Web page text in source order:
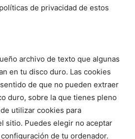
de privacidad de estos
archivo de texto que algunas
en tu disco duro. Las cookies
de que no pueden extraer
duro, sobre la que tienes pleno
utilizar cookies para
sitio. Puedes elegir no aceptar
de tu ordenador.